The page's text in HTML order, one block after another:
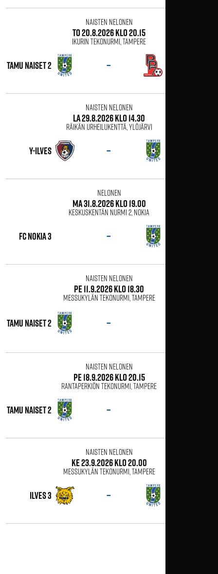
Naisten Nelonen
to 20.8.2026 klo 20.15
Ikurin tekonurmi, Tampere
tamu naiset 2 –
Naisten Nelonen
la 29.8.2026 klo 14.30
Räikän urheilukenttä, Ylöjärvi
Y-Ilves –
Nelonen
ma 31.8.2026 klo 19.00
Keskuskentän nurmi 2, Nokia
FC Nokia 3 –
Naisten Nelonen
pe 11.9.2026 klo 18.30
Messukylän tekonurmi, Tampere
tamu naiset 2 –
Naisten Nelonen
pe 18.9.2026 klo 20.15
Rantaperkiön tekonurmi, Tampere
tamu naiset 2 –
Naisten Nelonen
ke 23.9.2026 klo 20.00
Messukylän tekonurmi, Tampere
Ilves 3 –